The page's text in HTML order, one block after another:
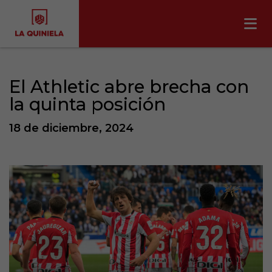
El Athletic abre brecha con
la quinta posición
18 de diciembre, 2024